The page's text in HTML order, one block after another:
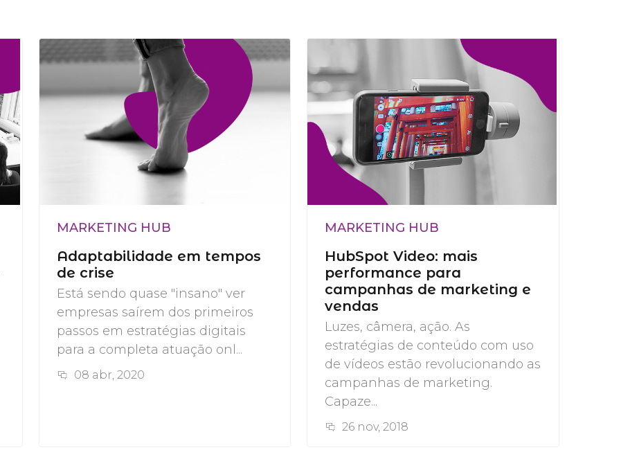
MARKETING HUB
Adaptabilidade em tempos
de crise
Está sendo quase "insano" ver
empresas saírem dos primeiros
passos em estratégias digitais
para a completa atuação onl...
08 abr, 2020
MARKETING HUB
HubSpot Video: mais
performance para
campanhas de marketing e
vendas
Luzes, câmera, ação. As
estratégias de conteúdo com uso
de vídeos estão revolucionando as
campanhas de marketing.
Capaze...
26 nov, 2018